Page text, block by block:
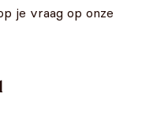
je vraag op onze